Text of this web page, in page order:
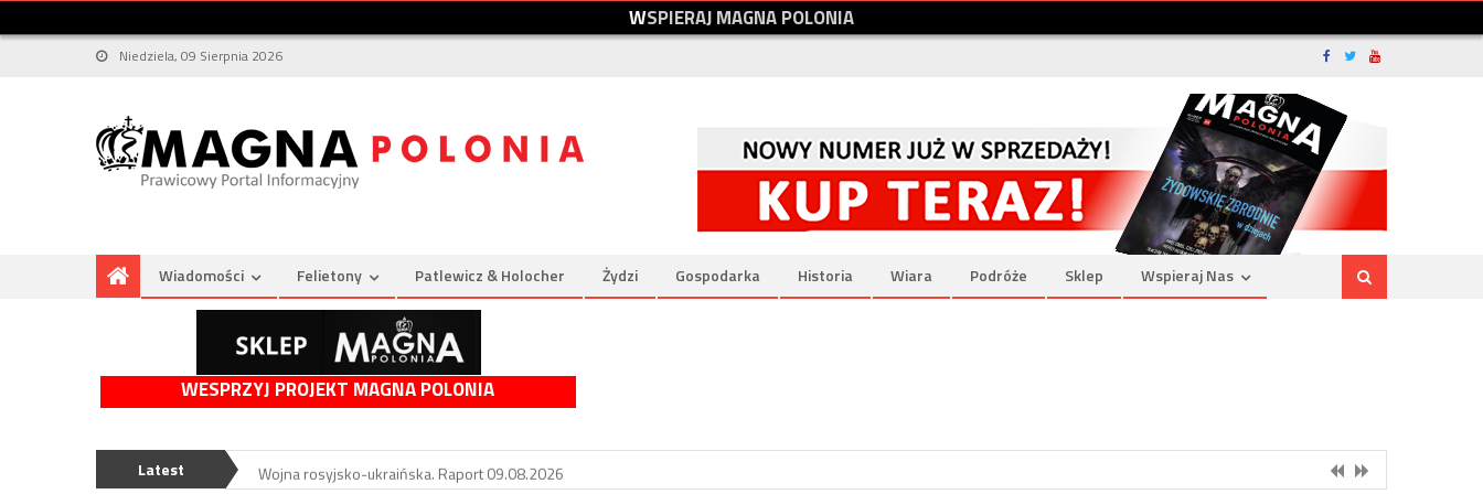
WSPIERAJMAGNAPOLONIA
Niedziela, 09 Sierpnia 2026
Wiadomości Felietony Patlewicz & Holocher Żydzi Gospodarka Historia Wiara Podróże Sklep Wspieraj Nas
WESPRZYJ PROJEKT MAGNA POLONIA
Latest
Bohater Czerwonego Krzyża oskarżony o zabójstwo
Wojna rosyjsko-ukraińska. Raport 09.08.2026